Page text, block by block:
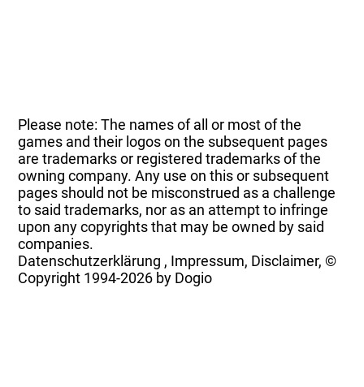
Please note: The names of all or most of the
games and their logos on the subsequent pages
are trademarks or registered trademarks of the
owning company. Any use on this or subsequent
pages should not be misconstrued as a challenge
to said trademarks, nor as an attempt to infringe
upon any copyrights that may be owned by said
companies.
Datenschutzerklärung , Impressum, Disclaimer, ©
Copyright 1994-2026 by Dogio